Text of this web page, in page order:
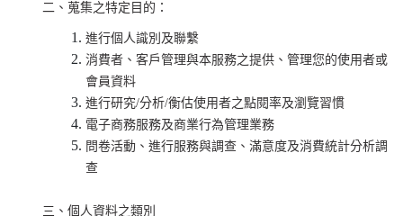
二、蒐集之特定目的：
進行個人識別及聯繫
消費者、客戶管理與本服務之提供、管理您的使用者或
會員資料
進行研究/分析/衡估使用者之點閱率及瀏覽習慣
電子商務服務及商業行為管理業務
問卷活動、進行服務與調查、滿意度及消費統計分析調
查
三、個人資料之類別